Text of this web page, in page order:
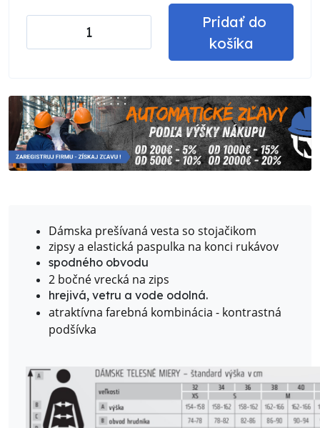
Pridať do
košíka
Dámska prešívaná vesta so stojačikom
zipsy a elastická paspulka na konci rukávov
spodného obvodu
2 bočné vrecká na zips
hrejivá, vetru a vode odolná.
atraktívna farebná kombinácia - kontrastná
podšívka